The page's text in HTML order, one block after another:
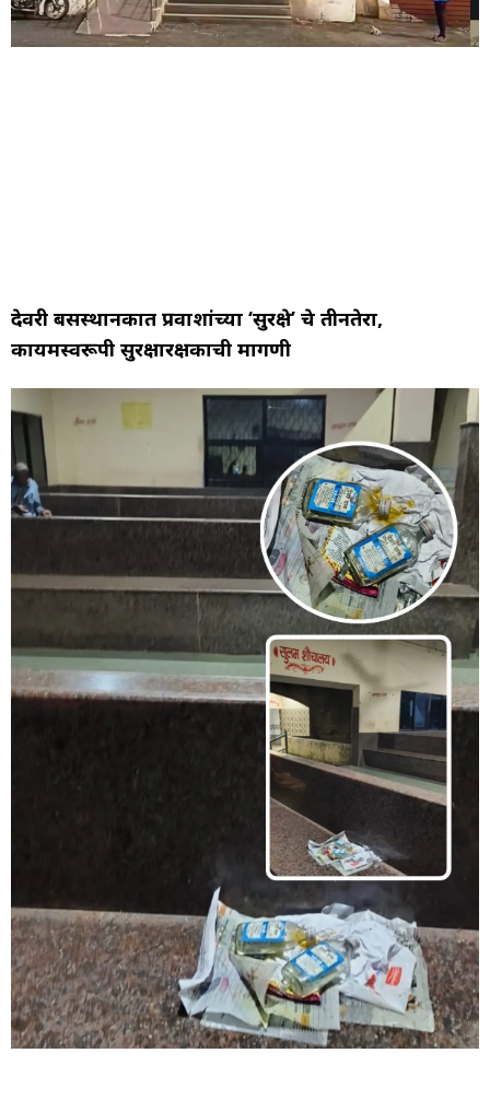
देवरी बसस्थानकात प्रवाशांच्या ‘सुरक्षे’ चे तीनतेरा,
कायमस्वरूपी सुरक्षारक्षकाची मागणी